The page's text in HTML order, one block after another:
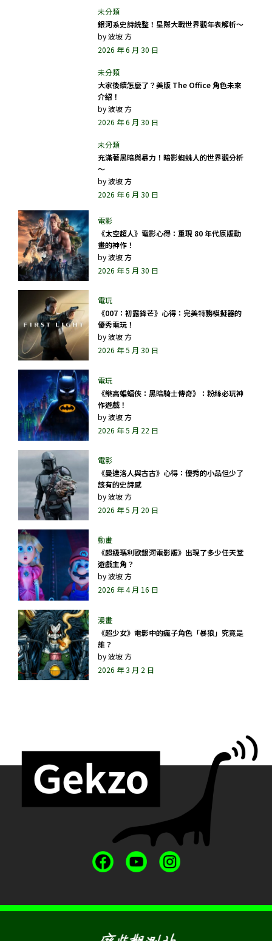
銀河系史詩統整！星際大戰世界觀年表解析～
by波坡 方
2026 年 6 月 30 日
大家後續怎麼了？美版 The Office 角色未來
介紹！
by波坡 方
2026 年 6 月 30 日
充滿著黑暗與暴力！暗影蜘蛛人的世界觀分析
～
by波坡 方
2026 年 6 月 30 日
《太空超人》電影心得：重現 80 年代原版動
畫的神作！
by波坡 方
2026 年 5 月 30 日
《007：初露鋒芒》心得：完美特務模擬器的
優秀電玩！
by波坡 方
2026 年 5 月 30 日
《樂高蝙蝠俠：黑暗騎士傳奇》：粉絲必玩神
作遊戲！
by波坡 方
2026 年 5 月 22 日
《曼達洛人與古古》心得：優秀的小品但少了
該有的史詩感
by波坡 方
2026 年 5 月 20 日
《超級瑪利歐銀河電影版》出現了多少任天堂
遊戲主角？
by波坡 方
2026 年 4 月 16 日
《超少女》電影中的瘋子角色「暴狼」究竟是
誰？
by波坡 方
2026 年 3 月 2 日